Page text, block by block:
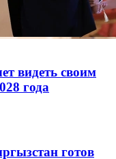
видеть своим
года
готов